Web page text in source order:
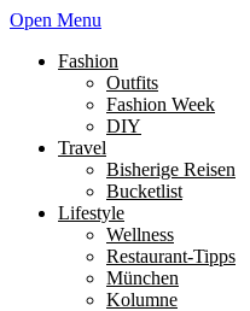
Open Menu
Fashion
Outfits
Fashion Week
DIY
Travel
Bisherige Reisen
Bucketlist
Lifestyle
Wellness
Restaurant-Tipps
München
Kolumne